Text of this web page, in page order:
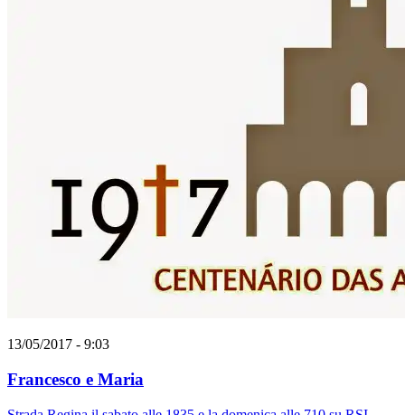
13/05/2017 - 9:03
Francesco e Maria